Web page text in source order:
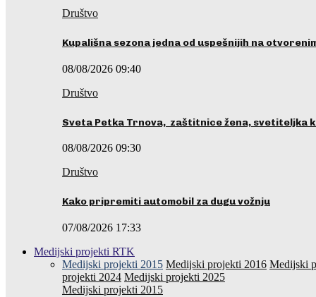
Društvo
Kupališna sezona jedna od uspešnijih na
08/08/2026 09:40
Društvo
Sveta Petka Trnova, zaštitnice žena, svetiteljka
08/08/2026 09:30
Društvo
Kako pripremiti automobil za dugu vožnju
07/08/2026 17:33
Medijski projekti RTK
Medijski projekti 2015 Medijski projekti 2016 Medijski
projekti 2024 Medijski projekti 2025
Medijski projekti 2015